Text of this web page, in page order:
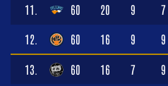
11. 60 20 9 7
12. 60 16 9 9
13. 60 16 7 9